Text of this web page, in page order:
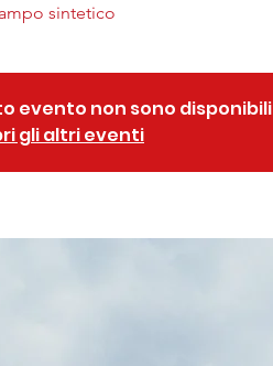
sintetico
evento non sono disponibili
gli altri eventi